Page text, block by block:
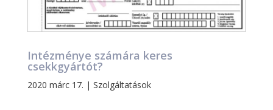
Intézménye számára keres
csekkgyártót?
2020 márc 17. | Szolgáltatások